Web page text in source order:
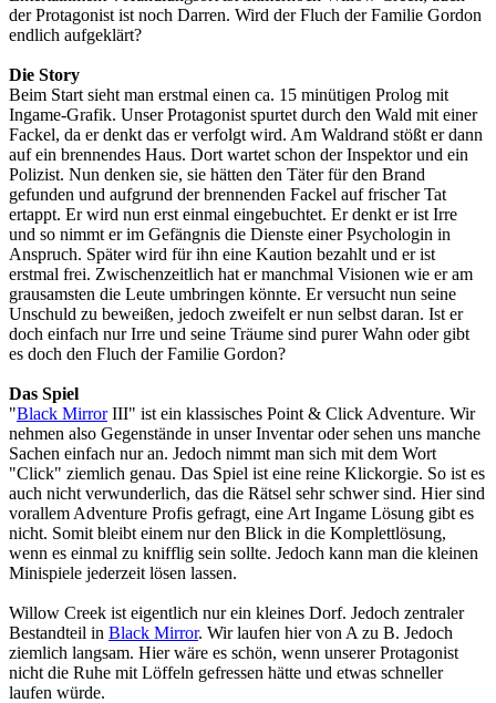
der Protagonist ist noch Darren. Wird der Fluch der Familie Gordon
endlich aufgeklärt?
Die Story
Beim Start sieht man erstmal einen ca. 15 minütigen Prolog mit
Ingame-Grafik. Unser Protagonist spurtet durch den Wald mit einer
Fackel, da er denkt das er verfolgt wird. Am Waldrand stößt er dann
auf ein brennendes Haus. Dort wartet schon der Inspektor und ein
Polizist. Nun denken sie, sie hätten den Täter für den Brand
gefunden und aufgrund der brennenden Fackel auf frischer Tat
ertappt. Er wird nun erst einmal eingebuchtet. Er denkt er ist Irre
und so nimmt er im Gefängnis die Dienste einer Psychologin in
Anspruch. Später wird für ihn eine Kaution bezahlt und er ist
erstmal frei. Zwischenzeitlich hat er manchmal Visionen wie er am
grausamsten die Leute umbringen könnte. Er versucht nun seine
Unschuld zu beweißen, jedoch zweifelt er nun selbst daran. Ist er
doch einfach nur Irre und seine Träume sind purer Wahn oder gibt
es doch den Fluch der Familie Gordon?
Das Spiel
"Black MirrorIII" ist ein klassisches Point & Click Adventure. Wir
nehmen also Gegenstände in unser Inventar oder sehen uns manche
Sachen einfach nur an. Jedoch nimmt man sich mit dem Wort
"Click" ziemlich genau. Das Spiel ist eine reine Klickorgie. So ist es
auch nicht verwunderlich, das die Rätsel sehr schwer sind. Hier sind
vorallem Adventure Profis gefragt, eine Art Ingame Lösung gibt es
nicht. Somit bleibt einem nur den Blick in die Komplettlösung,
wenn es einmal zu knifflig sein sollte. Jedoch kann man die kleinen
Minispiele jederzeit lösen lassen.
Willow Creek ist eigentlich nur ein kleines Dorf. Jedoch zentraler
Bestandteil in Black Mirror. Wir laufen hier von A zu B. Jedoch
ziemlich langsam. Hier wäre es schön, wenn unserer Protagonist
nicht die Ruhe mit Löffeln gefressen hätte und etwas schneller
laufen würde.